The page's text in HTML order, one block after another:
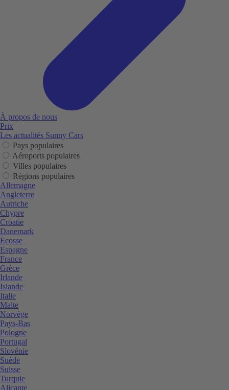
À propos de nous
Prix
Les actualités Sunny Cars
Pays populaires
Aéroports populaires
Villes populaires
Régions populaires
Allemagne
Angleterre
Autriche
Chypre
Croatie
Danemark
Ecosse
Espagne
France
Grèce
Irlande
Islande
Italie
Malte
Norvège
Pays-Bas
Pologne
Portugal
Slovénie
Suède
Suisse
Turquie
Alicante